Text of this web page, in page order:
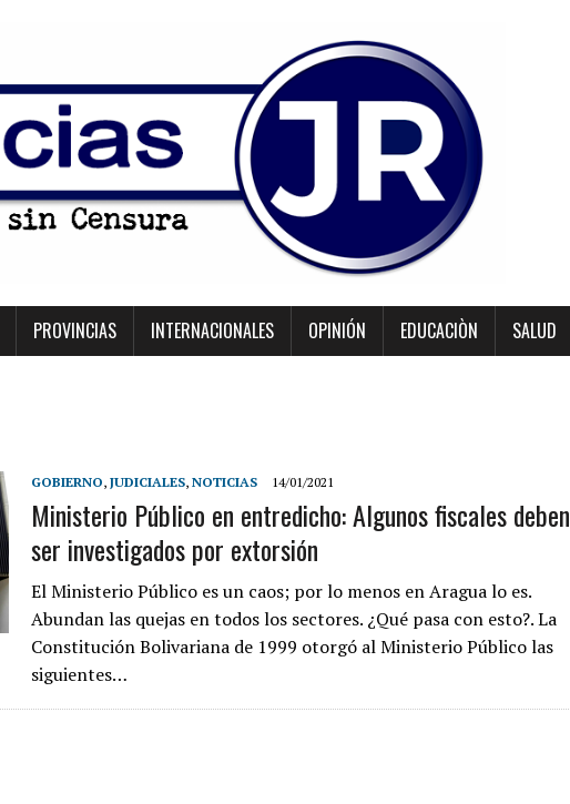
PROVINCIAS INTERNACIONALES OPINIÓN EDUCACIÒN SALUD
GOBIERNO, JUDICIALES, NOTICIAS 14/01/2021
Ministerio Público en entredicho: Algunos fiscales deben
ser investigados por extorsión
El Ministerio Público es un caos; por lo menos en Aragua lo es.
Abundan las quejas en todos los sectores. ¿Qué pasa con esto?. La
Constitución Bolivariana de 1999 otorgó al Ministerio Público las
siguientes…